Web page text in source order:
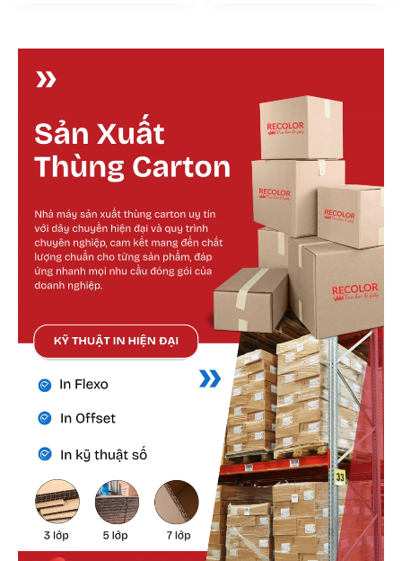
Kiểu dáng:Hộp nắp gài, gấp gọn
Quy cách in ấn:
Cấu tạo
Cấu tạo bên ngoài
Bên ngoài hộp được thiết kế dạng nắp gài có khớp
gấp chặt, không cần băng keo.
Các đường rãnh bế được thực hiện chính xác giúp
gấp lắp nhanh chóng, giữ phom đẹp và đều.
Bề mặt giấy phù hợp cho nhiều kỹ thuật in, đảm bảo
khả năng thể hiện hình ảnh, logo thương hiệu rõ nét.
Cấu tạo bên trong
Bên trong hộp chắc chắn, dễ lót thêm lớp bảo vệ
như giấy kraft, mút xốp hay giấy lụa.
Không gian vừa vặn giúp giữ cố định sản phẩm,
tránh xô lệch hoặc va đập trong quá trình vận
chuyển.
Có thể tùy biến thêm khuôn định hình để tăng độ
bảo vệ.